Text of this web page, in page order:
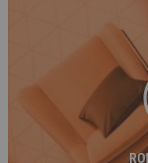
5àsec ofrece un
para proteger y
garantizar una alta
resultado